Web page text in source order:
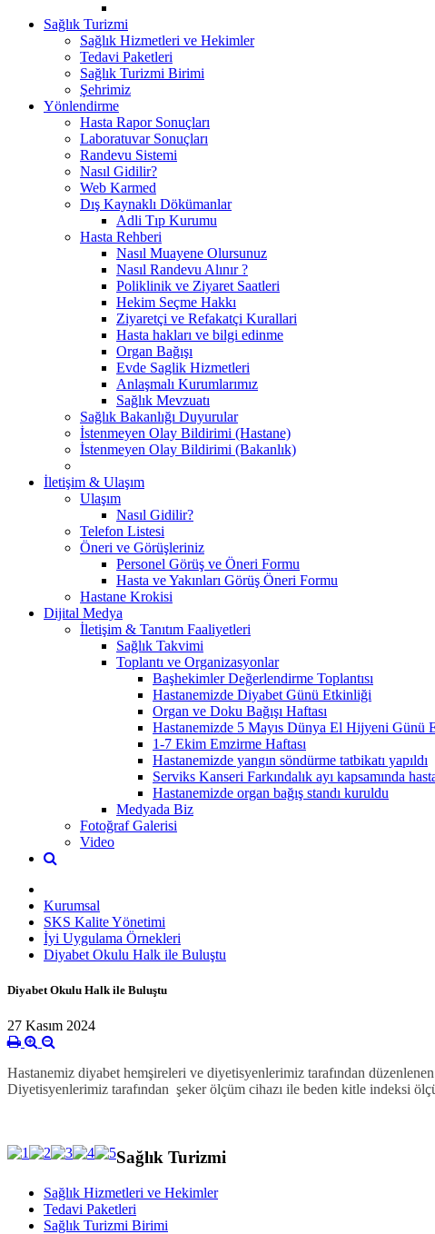
Sağlık Turizmi
Sağlık Hizmetleri ve Hekimler
Tedavi Paketleri
Sağlık Turizmi Birimi
Şehrimiz
Yönlendirme
Hasta Rapor Sonuçları
Laboratuvar Sonuçları
Randevu Sistemi
Nasıl Gidilir?
Web Karmed
Dış Kaynaklı Dökümanlar
Adli Tıp Kurumu
Hasta Rehberi
Nasıl Muayene Olursunuz
Nasıl Randevu Alınır ?
Poliklinik ve Ziyaret Saatleri
Hekim Seçme Hakkı
Ziyaretçi ve Refakatçi Kurallari
Hasta hakları ve bilgi edinme
Organ Bağışı
Evde Saglik Hizmetleri
Anlaşmalı Kurumlarımız
Sağlık Mevzuatı
Sağlık Bakanlığı Duyurular
İstenmeyen Olay Bildirimi (Hastane)
İstenmeyen Olay Bildirimi (Bakanlık)
İletişim & Ulaşım
Ulaşım
Nasıl Gidilir?
Telefon Listesi
Öneri ve Görüşleriniz
Personel Görüş ve Öneri Formu
Hasta ve Yakınları Görüş Öneri Formu
Hastane Krokisi
Dijital Medya
İletişim & Tanıtım Faaliyetleri
Sağlık Takvimi
Toplantı ve Organizasyonlar
Başhekimler Değerlendirme Toplantısı
Hastanemizde Diyabet Günü Etkinliği
Organ ve Doku Bağışı Haftası
Hastanemizde 5 Mayıs Dünya El Hijyeni Günü
1-7 Ekim Emzirme Haftası
Hastanemizde yangın söndürme tatbikatı yapıldı
Serviks Kanseri Farkındalık ayı kapsamında
Hastanemizde organ bağış standı kuruldu
Medyada Biz
Fotoğraf Galerisi
Video
Kurumsal
SKS Kalite Yönetimi
İyi Uygulama Örnekleri
Diyabet Okulu Halk ile Buluştu
Diyabet Okulu Halk ile Buluştu
27 Kasım 2024
Hastanemiz diyabet hemşireleri ve diyetisyenlerimiz tarafından
Diyetisyenlerimiz tarafından şeker ölçüm cihazı ile beden kitle indeksi
Sağlık Turizmi
Sağlık Hizmetleri ve Hekimler
Tedavi Paketleri
Sağlık Turizmi Birimi